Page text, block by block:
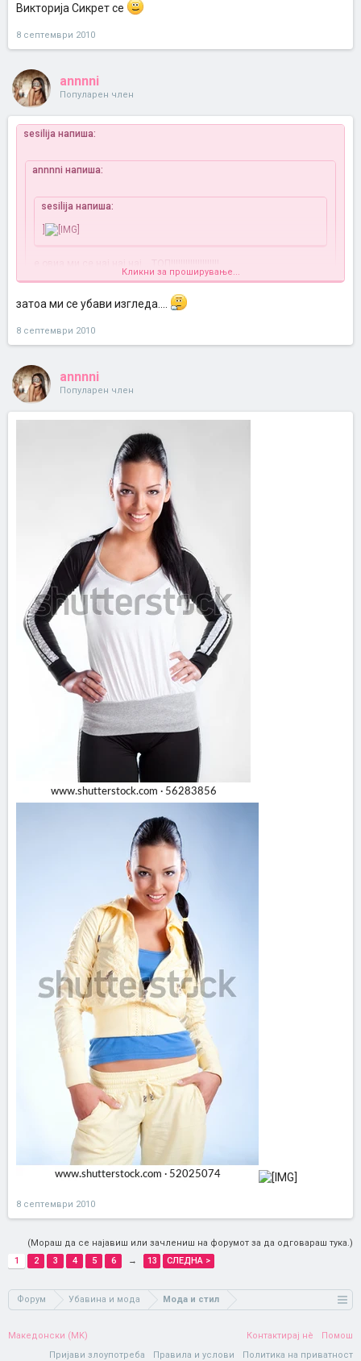
Викторија Сикрет се
8 септември 2010
annnni
Популарен член
sesilija напиша:
annnni напиша:
sesilija напиша:
Викторија Сикрет се
Кликни за проширување...
затоа ми се убави изгледа....
8 септември 2010
annnni
Популарен член
8 септември 2010
(Мораш да се најавиш или зачлениш на форумот за да одговараш тука.)
1
2 3 4 5 6 → 13 СЛЕДНА >
Форум Убавина и мода Мода и стил
Македонски (MK) Контактирај нè
Помош
Пријави злоупотреба
Правила и услови
Политика на приватност